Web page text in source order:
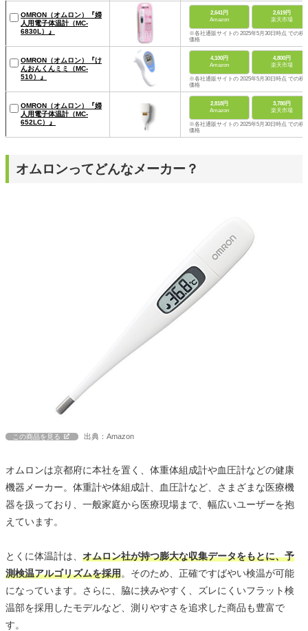
OMRON（オムロン）『婦
人用電子体温計（MC-
6830L）』
2,641円
Amazon
2,619円
楽天市場
※各社通販サイトの 2025年5月30日時点 での税
価格
OMRON（オムロン）『け
んおんくんミミ（MC-
510）』
4,100円
Amazon
4,800円
楽天市場
※各社通販サイトの 2025年5月30日時点 での税
価格
OMRON（オムロン）『婦
人用電子体温計（MC-
652LC）』
2,818円
Amazon
3,780円
楽天市場
※各社通販サイトの 2025年5月30日時点 での税
価格
オムロンってどんなメーカー？
この商品を見る 出典：Amazon
オムロンは京都府に本社を置く、体重体組成計や血圧計などの健康
機器メーカー。体重計や体組成計、血圧計など、さまざまな医療機
器を扱っており、一般家庭から医療現場まで、幅広いユーザーを抱
えています。
とくに体温計は、 オムロン社が持つ膨大な収集データをもとに、予
測検温アルゴリズムを採用。そのため、正確ですばやい検温が可能
になっています。さらに、脇に挟みやすく、ズレにくいフラット検
温部を採用したモデルなど、測りやすさを追求した商品も豊富で
す。